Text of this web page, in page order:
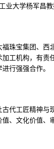
业大学杨军昌
珠宝集团、
工机构，有
行强强合作。
代工匠精神
、文化价值、